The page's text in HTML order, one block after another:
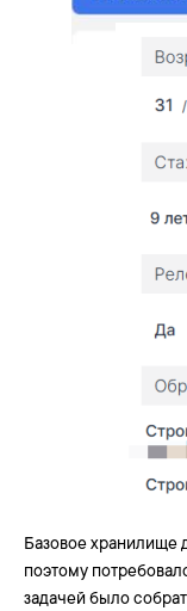
Базовое хранилище
поэтому
задачей было